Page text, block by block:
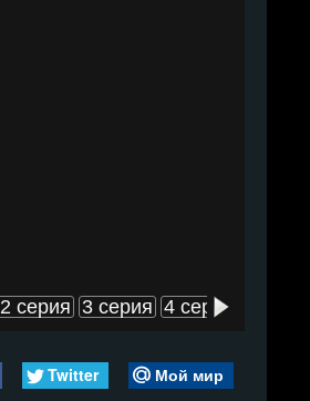
2 серия 3 серия 4 серия
Twitter
Мой мир